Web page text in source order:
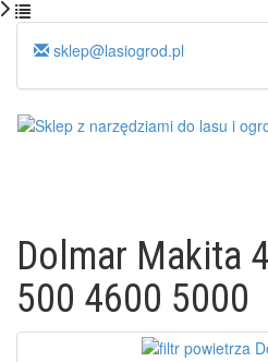
sklep@lasiogrod.pl
Dolmar Makita
500 4600 5000